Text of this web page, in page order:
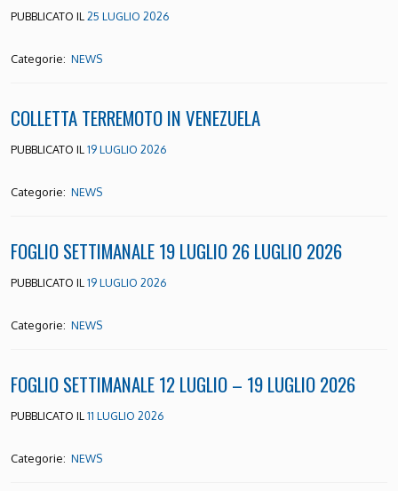
PUBBLICATO IL 25 LUGLIO 2026
Categorie: NEWS
COLLETTA TERREMOTO IN VENEZUELA
PUBBLICATO IL 19 LUGLIO 2026
Categorie: NEWS
FOGLIO SETTIMANALE 19 LUGLIO 26 LUGLIO 2026
PUBBLICATO IL 19 LUGLIO 2026
Categorie: NEWS
FOGLIO SETTIMANALE 12 LUGLIO – 19 LUGLIO 2026
PUBBLICATO IL 11 LUGLIO 2026
Categorie: NEWS